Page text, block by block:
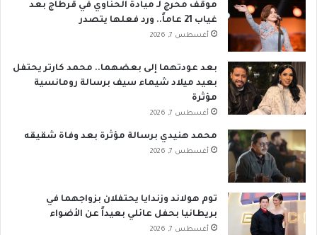
موقف محرج لـ ميادة الحناوي في قرطاج بعد
غياب 21 عاماً.. ورد فعلها يتصدر
أغسطس 7, 2026
بعد عودتهما إلى بعضهما.. محمد كارتر يحتفل
بعيد ميلاد شيماء سيف برسالة رومانسية
مؤثرة
أغسطس 7, 2026
محمد هنيدي برسالة مؤثرة بعد وفاة شقيقه
أغسطس 7, 2026
توم هولاند وزندايا يحتفلان بزواجهما في
بريطانيا بحفل عائلي بعيداً عن الأضواء
أغسطس 7, 2026